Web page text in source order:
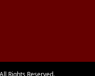
Rights Reserved.